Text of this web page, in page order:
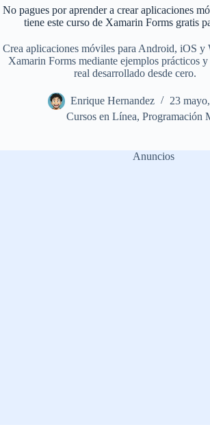
No pagues por aprender a crear aplicaciones
tiene este curso de Xamarin Forms gratis
Crea aplicaciones móviles para Android, iOS y
Xamarin Forms mediante ejemplos prácticos
real desarrollado desde cero.
Enrique Hernandez
23
Cursos en Línea, Programación
Anuncios